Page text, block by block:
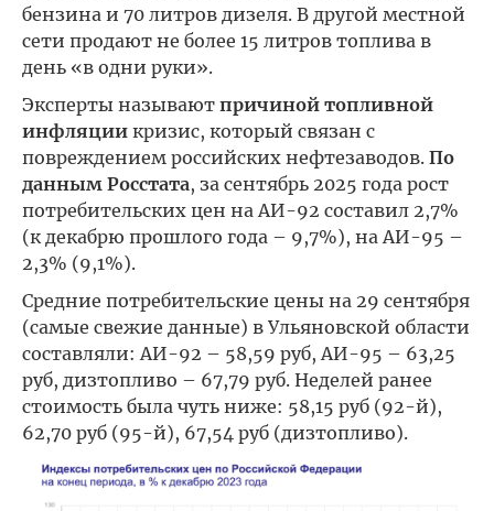
бензина и 70 литров дизеля. В другой местной
сети продают не более 15 литров топлива в
день «в одни руки».
Эксперты называют причиной топливной
инфляции кризис, который связан с
повреждением российских нефтезаводов. По
данным Росстата, за сентябрь 2025 года рост
потребительских цен на АИ-92 составил 2,7%
(к декабрю прошлого года – 9,7%), на АИ-95 –
2,3% (9,1%).
Средние потребительские цены на 29 сентября
(самые свежие данные) в Ульяновской области
составляли: АИ-92 – 58,59 руб, АИ-95 – 63,25
руб, дизтопливо – 67,79 руб. Неделей ранее
стоимость была чуть ниже: 58,15 руб (92-й),
62,70 руб (95-й), 67,54 руб (дизтопливо).